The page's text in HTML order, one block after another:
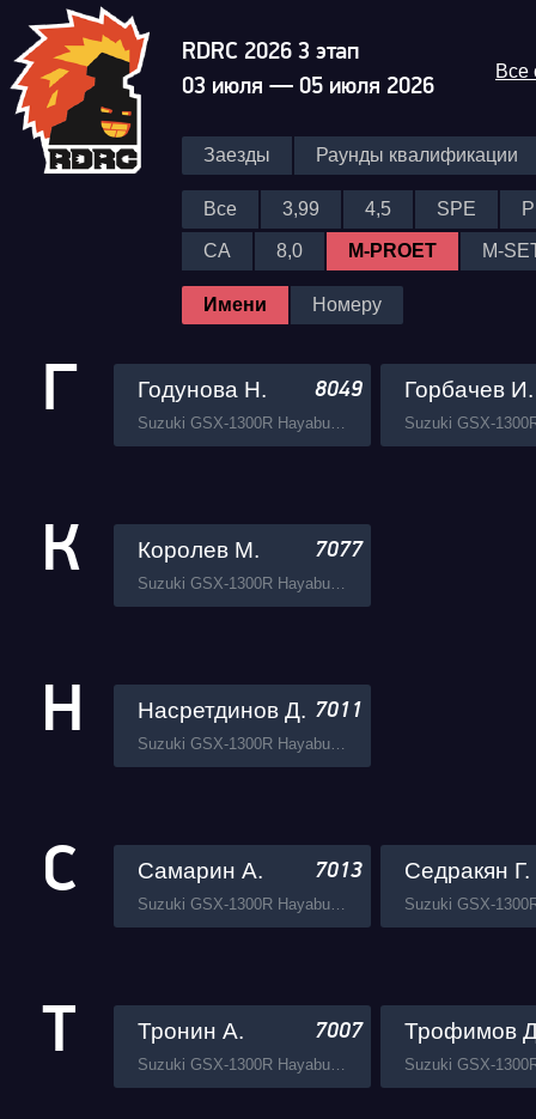
RDRC 2026 3 этап
03 июля — 05 июля 2026
Все
Заезды Раунды квалификации
Все 3,99 4,5 SPE
CA 8,0 M-PROET M-
Имени Номеру
Г Годунова Н. 8049
Suzuki GSX-1300R Hayabusa Busa Zone
Горбачев И.
К Королев М. 7077
Suzuki GSX-1300R Hayabusa Busa Zone
Н Насретдинов Д. 7011
Suzuki GSX-1300R Hayabusa Busa Zone
С Самарин А. 7013
Suzuki GSX-1300R Hayabusa Busa Zone
Седракян Г.
Suzuki GSX-
Т Тронин А. 7007
Suzuki GSX-1300R Hayabusa Busa Zone
Трофимов